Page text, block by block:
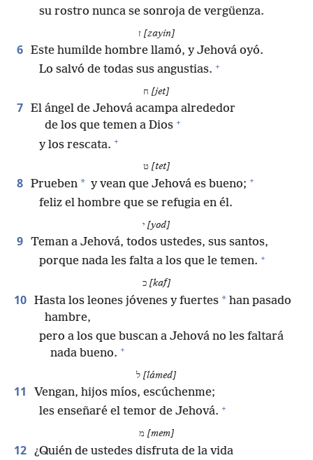
su rostro nunca se sonroja de vergüenza.
ז [zayin]
6 Este humilde hombre llamó, y Jehová oyó.
Lo salvó de todas sus angustias. +
[jet]
7 El ángel de Jehová acampa alrededor
de los que temen a Dios +
y los rescata. +
ט [tet]
8 Prueben * y vean que Jehová es bueno; +
feliz el hombre que se refugia en él.
[yod]
9 Teman a Jehová, todos ustedes, sus santos,
porque nada les falta a los que le temen. +
כ [kaf]
10 Hasta los leones jóvenes y fuertes * han pasado
hambre,
pero a los que buscan a Jehová no les faltará
nada bueno. +
[lámed]
11
Vengan, hijos míos, escúchenme;
les enseñaré el temor de Jehová. +
[mem]
12 ¿Quién de ustedes disfruta de la vida